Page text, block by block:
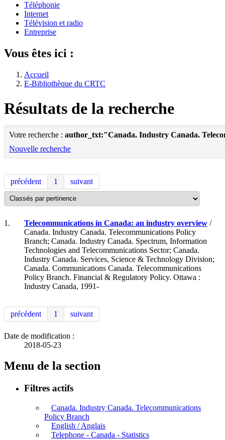
Téléphonie
Internet
Télévision et radio
Entreprise
Vous êtes ici :
Accueil
E-Bibliothèque du CRTC
Résultats de la recherche
Votre recherche : author_txt:"Canada. Industry Canada.
Nouvelle recherche
précédent 1 suivant
1. Telecommunications in Canada: an industry overview /
Canada. Industry Canada. Telecommunications Policy
Branch; Canada. Industry Canada. Spectrum, Information
Technologies and Telecommunications Sector; Canada.
Industry Canada. Services, Science & Technology Division;
Canada. Communications Canada. Telecommunications
Policy Branch. Financial & Regulatory Policy. Ottawa :
Industry Canada, 1991-
précédent 1 suivant
Date de modification :
2018-05-23
Menu de la section
Filtres actifs
Canada. Industry Canada. Telecommunications
Policy Branch
English / Anglais
Telephone - Canada - Statistics